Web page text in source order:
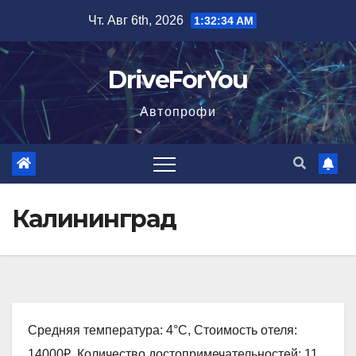
содержимому
Чт. Авг 6th, 2026 1:32:36 AM
DriveForYou
Автопрофи
Калининград
Средняя температура: 4°C, Стоимость отеля: